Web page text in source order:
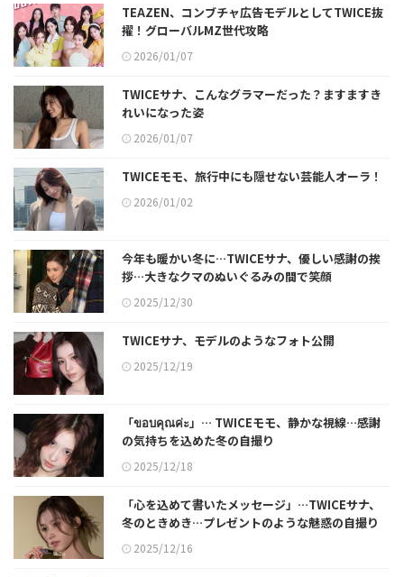
TEAZEN、コンブチャ広告モデルとしてTWICE抜
擢！グローバルMZ世代攻略
2026/01/07
TWICEサナ、こんなグラマーだった？ますますき
れいになった姿
2026/01/07
TWICEモモ、旅行中にも隠せない芸能人オーラ！
2026/01/02
今年も暖かい冬に…TWICEサナ、優しい感謝の挨
拶…大きなクマのぬいぐるみの間で笑顔
2025/12/30
TWICEサナ、モデルのようなフォト公開
2025/12/19
「ขอบคุณค่ะ」… TWICEモモ、静かな視線…感謝
の気持ちを込めた冬の自撮り
2025/12/18
「心を込めて書いたメッセージ」…TWICEサナ、
冬のときめき…プレゼントのような魅惑の自撮り
2025/12/16